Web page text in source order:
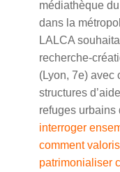
médiathèque
dans la
LALCA
recherche-
(Lyon, 7e) avec
structures
refuges urbains
interroger
comment
patrimonialiser